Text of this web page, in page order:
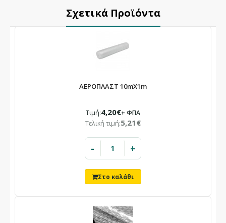
ΕΝΗΜΈΡΩΣΗ
Σχετικά Προϊόντα
ΑΕΡΟΠΛΑΣΤ 10mX1m
Τιμή:4,20€+ ΦΠΑ
Τελική τιμή:5,21€
- +